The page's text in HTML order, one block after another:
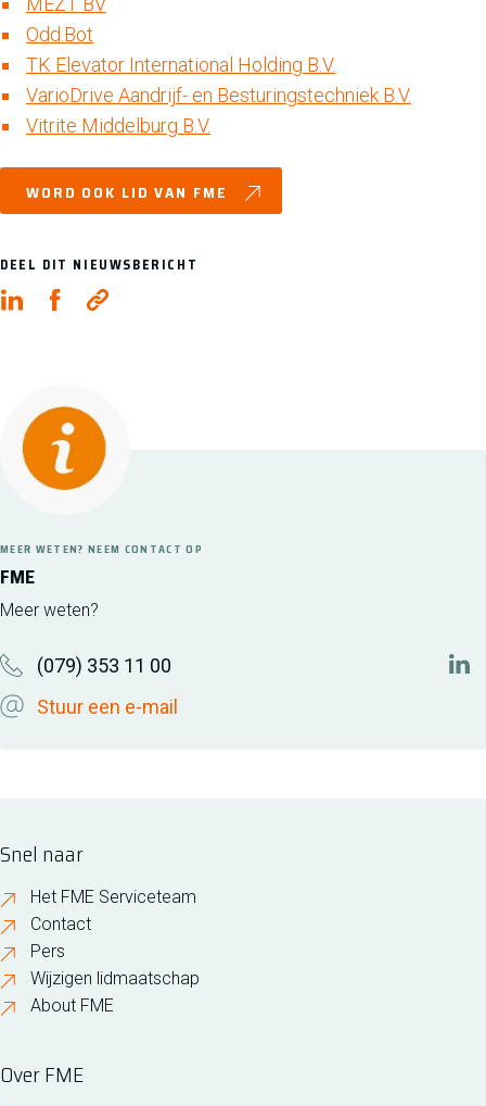
Odd.Bot
TK Elevator International Holding B.V.
VarioDrive Aandrijf- en Besturingstechniek B.V.
Vitrite Middelburg B.V.
WORD OOK LID VAN FME
DEEL DIT NIEUWSBERICHT
FME
MEER WETEN? NEEM CONTACT OP
Meer weten?
(079) 353 11 00
Stuur een e-mail
Snel naar
Het FME Serviceteam
Contact
Pers
Wijzigen lidmaatschap
About FME
Over FME